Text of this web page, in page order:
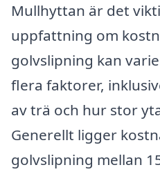
Mullhyttan är det
uppfattning om
golvslipning kan
flera faktorer,
av trä och hur stor
Generellt ligger
golvslipning mellan